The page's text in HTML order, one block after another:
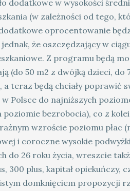
dodatkowe w wysokości
(w zależności od tego,
oprocentowanie
że oszczędzający w
Z programu będą
(do 50 m2 z dwójką dzieci,
teraz będą chciały poprawić
Polsce do najniższych
bezrobocia), co z
wzroście poziomu płac
i coroczne wysokie
do 26 roku życia, wreszcie
300 plus, kapitał opiekuńczy,
domknięciem propozycji